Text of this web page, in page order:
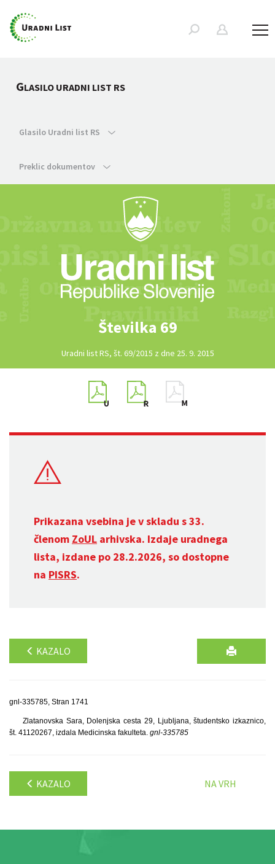
GLASILO URADNI LIST RS
Glasilo Uradni list RS
Preklic dokumentov
Številka 69
Uradni list RS, št. 69/2015 z dne 25. 9. 2015
Prikazana vsebina je v skladu s 33.
členom ZoUL arhivska. Izdaje uradnega
lista, izdane po 28.2.2026, so dostopne
na PISRS.
KAZALO
gnl-335785, Stran 1741
Zlatanovska Sara, Dolenjska cesta 29, Ljubljana, študentsko izkaznico,
št. 41120267, izdala Medicinska fakulteta. gnl-335785
KAZALO NA VRH